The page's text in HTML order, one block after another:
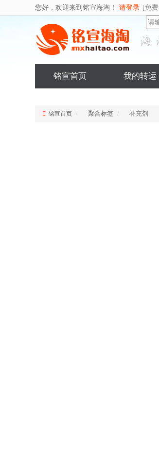
您好，欢迎来到铭宣海淘！ 请登录 [免
铭宣首页 我的转运
铭宣首页 聚合标签 补充剂